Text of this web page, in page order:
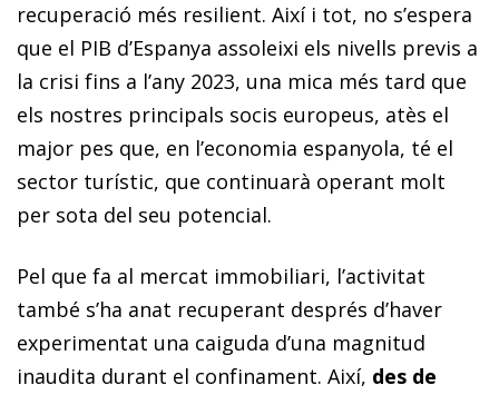
recuperació més resilient. Així i tot, no s’espera
que el PIB d’Espanya assoleixi els nivells previs a
la crisi fins a l’any 2023, una mica més tard que
els nostres principals socis europeus, atès el
major pes que, en l’economia espanyola, té el
sector turístic, que continuarà operant molt
per sota del seu potencial.
Pel que fa al mercat immobiliari, l’activitat
també s’ha anat recuperant després d’haver
experimentat una caiguda d’una magnitud
inaudita durant el confinament. Així, des de